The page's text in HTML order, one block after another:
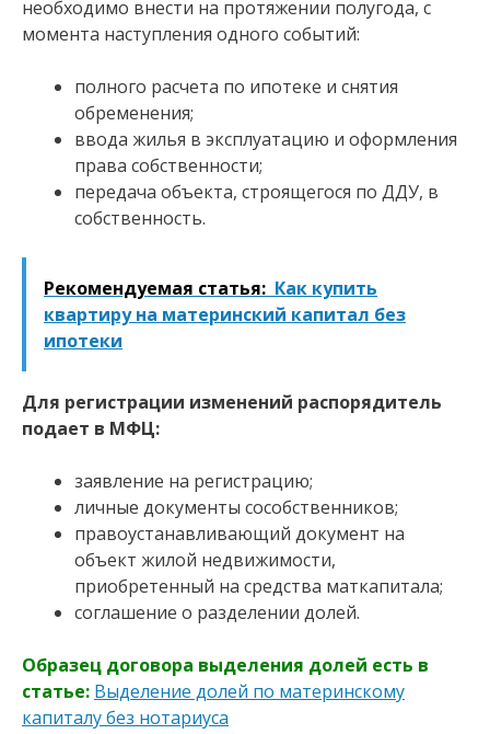
необходимо внести на протяжении полугода, с
момента наступления одного событий:
полного расчета по ипотеке и снятия
обременения;
ввода жилья в эксплуатацию и оформления
права собственности;
передача объекта, строящегося по ДДУ, в
собственность.
Рекомендуемая статья: Как купить
квартиру на материнский капитал без
ипотеки
Для регистрации изменений распорядитель
подает в МФЦ:
заявление на регистрацию;
личные документы сособственников;
правоустанавливающий документ на
объект жилой недвижимости,
приобретенный на средства маткапитала;
соглашение о разделении долей.
Образец договора выделения долей есть в
статье: Выделение долей по материнскому
капиталу без нотариуса